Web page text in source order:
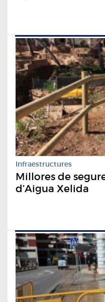
Infraestructures
Millores de
d’Aigua Xelida